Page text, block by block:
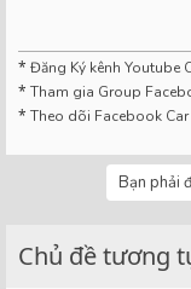
* Đăng Ký kênh Youtube
* Tham gia Group
* Theo dõi Facebook
Bạn phải
Chủ đề tương